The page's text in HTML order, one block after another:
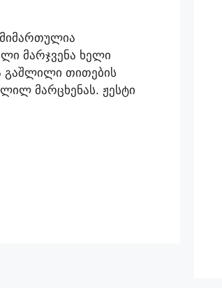
მარჯვენა ხელი
გაშლილი თითების
მარცხენას. ჟესტი